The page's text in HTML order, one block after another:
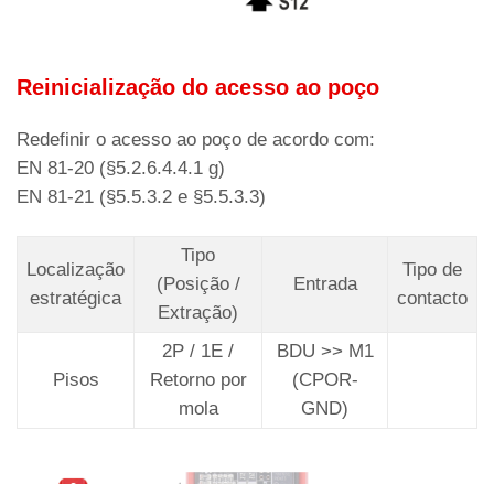
Reinicialização do acesso ao poço
Redefinir o acesso ao poço de acordo com:
EN 81-20 (§5.2.6.4.4.1 g)
EN 81-21 (§5.5.3.2 e §5.5.3.3)
Localização
estratégica
Tipo
(Posição /
Extração)
Entrada
Tipo de
contacto
Pisos
2P / 1E /
Retorno por
mola
BDU >> M1
(CPOR-
GND)